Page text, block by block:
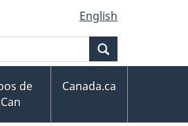
English
de
Canada.ca